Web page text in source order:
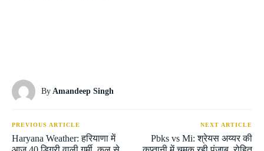
By Amandeep Singh
PREVIOUS ARTICLE
Haryana Weather: हरियाणा में
NEXT ARTICLE
Pbks vs Mi: श्रेयस अय्यर की